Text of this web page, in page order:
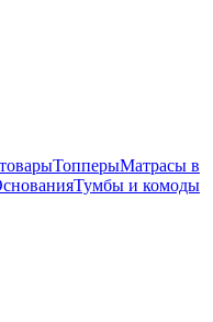
ТопперыМатрасы в
Тумбы и комоды